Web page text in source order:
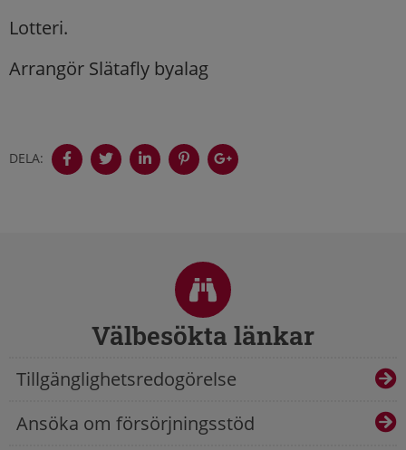
Lotteri.
Arrangör Slätafly byalag
DELA:
Välbesökta länkar
Tillgänglighetsredogörelse
Ansöka om försörjningsstöd